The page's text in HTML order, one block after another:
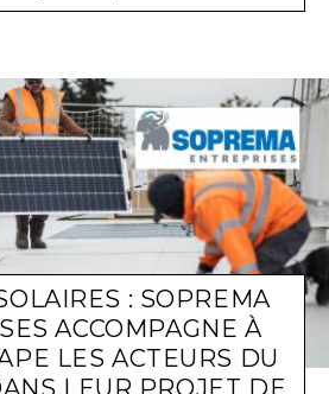
: SOPREMA
ACCOMPAGNE À
LES ACTEURS DU
LEUR PROJET DE